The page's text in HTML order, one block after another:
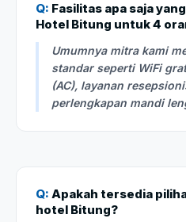
Q: Fasilitas apa saja
Hotel Bitung untuk 4
Umumnya mitra kami
standar seperti WiFi
(AC), layanan
perlengkapan mandi
Q: Apakah tersedia
hotel Bitung?